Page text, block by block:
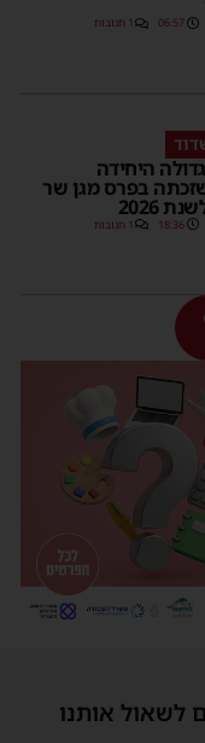
06:57 1 תגובות
היחידה
בפרס מגן שר
2026
18:36 1 תגובות
לשאול אותנו